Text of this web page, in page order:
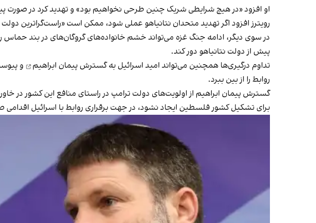
او افزود «در هیچ شرایطی شریک چنین طرحی نخواهیم بود» و تهدید کرد در صورت
رویترز افزود اگر تهدید متحدان نتانیاهو عملی شود، ممکن است «راست‌گراترین دولت تاریخ
در سوی دیگر، ادامه جنگ غزه می‌تواند خشم خانواده‌های گروگان‌های در بند حماس
پیش از دولت نتانیاهو دور کند.
تداوم درگیری‌ها همچنین می‌تواند امید اسرائیل به گسترش پیمان ابراهیم
و
روابط را از بین ببرد.
گسترش پیمان ابراهیم از اولویت‌های دولت ترامپ در راستای منافع این کشور در
برای تشکیل کشور فلسطین ایجاد نشود، در جهت برقراری روابط با اسرائیل اقدامی